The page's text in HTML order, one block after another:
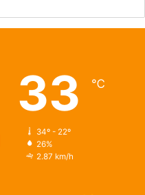
33 ℃
34º - 22º
26%
2.87 km/h